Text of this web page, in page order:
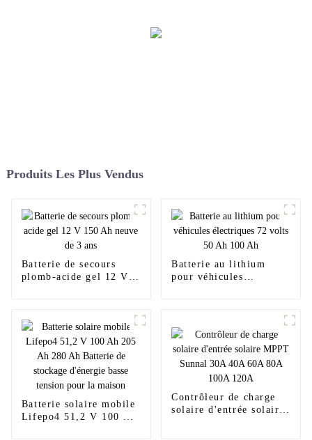
Produits Les Plus Vendus
Batterie de secours
plomb-acide gel 12 V
Batterie au lithium
pour véhicules
Batterie solaire mobile
Lifepo4 51,2 V 100 Ah
Contrôleur de charge
solaire d'entrée solaire